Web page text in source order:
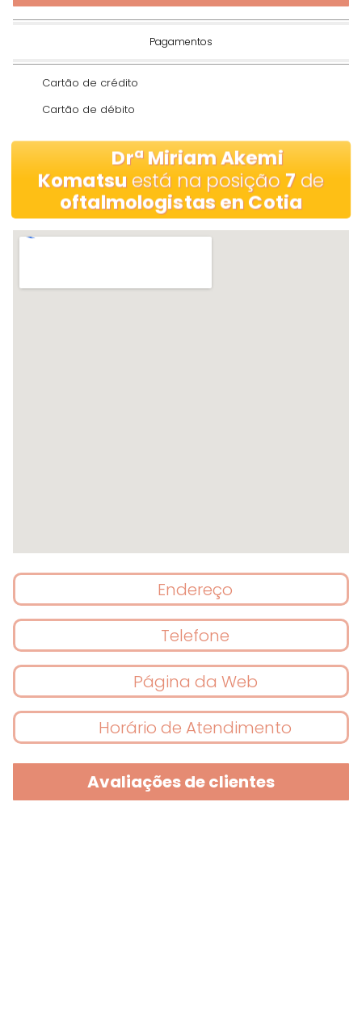
Pagamentos
Cartão de crédito
Cartão de débito
Drª Miriam Akemi
Komatsu está na posição 7de
oftalmologistas en Cotia
Endereço
Telefone
Página da Web
Horário de Atendimento
Avaliações de clientes